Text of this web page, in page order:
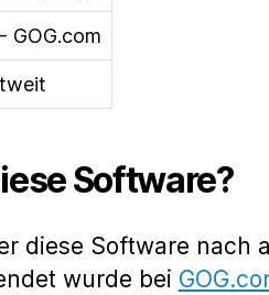
- GOG.com
Software?
diese Software
wurde bei